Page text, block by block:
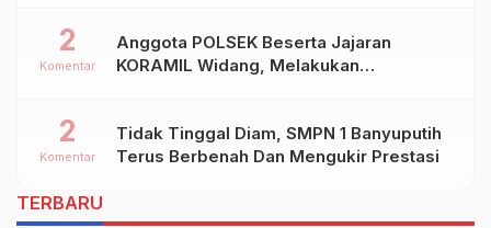
Anggota POLSEK Beserta Jajaran
KORAMIL Widang, Melakukan
Kab.TUBAN
2
Komentar
Tidak Tinggal Diam, SMPN 1 Banyuputih
Terus Berbenah Dan Mengukir Prestasi
2
Komentar
TERBARU